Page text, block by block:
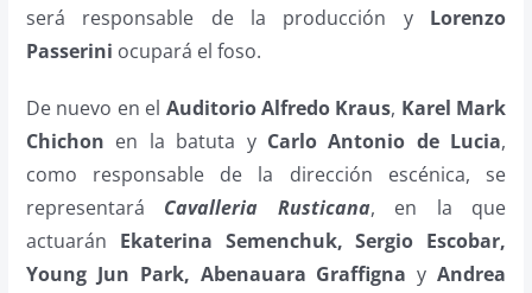
será responsable de la producción y Lorenzo
Passerini ocupará el foso.
De nuevo en el Auditorio Alfredo Kraus, Karel Mark
Chichon en la batuta y Carlo Antonio de Lucia,
como responsable de la dirección escénica, se
representará Cavalleria Rusticana, en la que
actuarán Ekaterina Semenchuk, Sergio Escobar,
Young Jun Park, Abenauara Graffignay Andrea